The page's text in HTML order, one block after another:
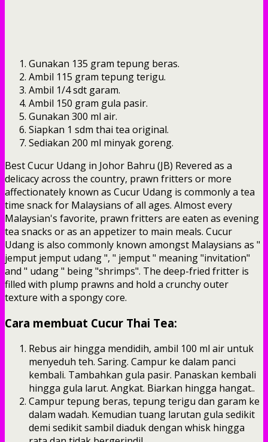
Gunakan 135 gram tepung beras.
Ambil 115 gram tepung terigu.
Ambil 1/4 sdt garam.
Ambil 150 gram gula pasir.
Gunakan 300 ml air.
Siapkan 1 sdm thai tea original.
Sediakan 200 ml minyak goreng.
Best Cucur Udang in Johor Bahru (JB) Revered as a
delicacy across the country, prawn fritters or more
affectionately known as Cucur Udang is commonly a tea
time snack for Malaysians of all ages. Almost every
Malaysian's favorite, prawn fritters are eaten as evening
tea snacks or as an appetizer to main meals. Cucur
Udang is also commonly known amongst Malaysians as "
jemput jemput udang ", " jemput " meaning "invitation"
and " udang " being "shrimps". The deep-fried fritter is
filled with plump prawns and hold a crunchy outer
texture with a spongy core.
Cara membuat Cucur Thai Tea:
Rebus air hingga mendidih, ambil 100 ml air untuk
menyeduh teh. Saring. Campur ke dalam panci
kembali. Tambahkan gula pasir. Panaskan kembali
hingga gula larut. Angkat. Biarkan hingga hangat..
Campur tepung beras, tepung terigu dan garam ke
dalam wadah. Kemudian tuang larutan gula sedikit
demi sedikit sambil diaduk dengan whisk hingga